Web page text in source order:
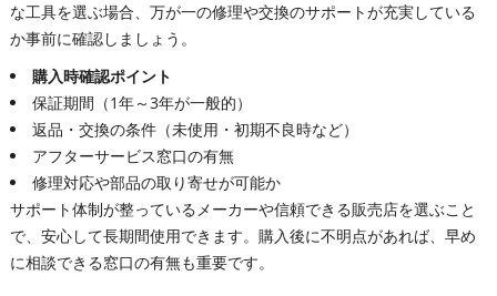
な工具を選ぶ場合、万が一の修理や交換のサポートが充実している
か事前に確認しましょう。
購入時確認ポイント
保証期間（1年～3年が一般的）
返品・交換の条件（未使用・初期不良時など）
アフターサービス窓口の有無
修理対応や部品の取り寄せが可能か
サポート体制が整っているメーカーや信頼できる販売店を選ぶこと
で、安心して長期間使用できます。購入後に不明点があれば、早め
に相談できる窓口の有無も重要です。